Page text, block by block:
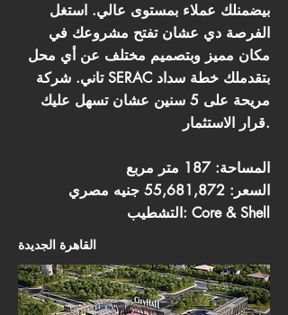
بيضمنلك عملاء بمستوى عالي. استغل
الفرصة دي عشان تفتح مشروعك في
مكان مميز وبتصميم مختلف عن أي محل
تاني. شركة SERAC بتقدملك خطة سداد
مريحة على 5 سنين عشان تسهل عليك
قرار الاستثمار.
المساحة: 187 متر مربع
السعر: 55,681,872 جنيه مصري
التشطيب: Core & Shell
القاهرة الجديدة